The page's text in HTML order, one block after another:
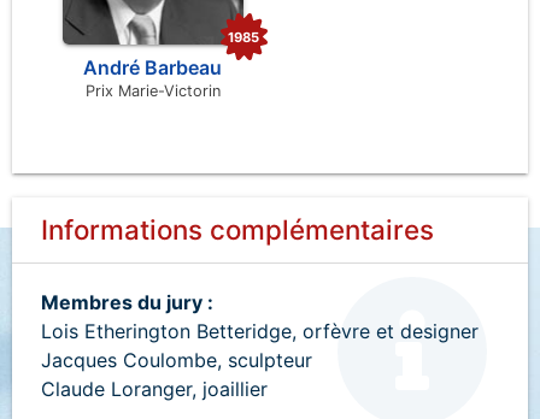
André Barbeau
Prix Marie-Victorin
1985
Informations complémentaires
Membres du jury :
Lois Etherington Betteridge, orfèvre et designer
Jacques Coulombe, sculpteur
Claude Loranger, joaillier